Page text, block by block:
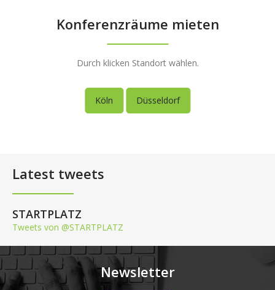
Konferenzräume mieten
Durch klicken Standort wählen.
Köln Düsseldorf
Latest tweets
STARTPLATZ
Tweets von @STARTPLATZ
Newsletter